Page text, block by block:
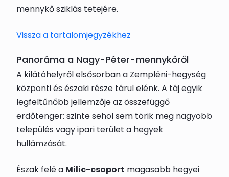
mennykő sziklás tetejére.
Vissza a tartalomjegyzékhez
Panoráma a Nagy-Péter-mennykőről
A kilátóhelyről elsősorban a Zempléni-hegység
központi és északi része tárul elénk. A táj egyik
legfeltűnőbb jellemzője az összefüggő
erdőtenger: szinte sehol sem törik meg nagyobb
település vagy ipari terület a hegyek
hullámzását.
Észak felé a Milic-csoport magasabb hegyei